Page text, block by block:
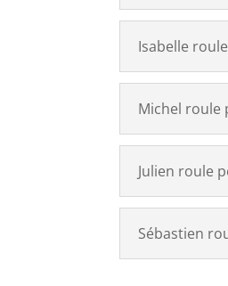
Isabelle
Michel roule
Julien roule
Sébastien